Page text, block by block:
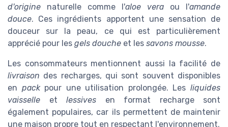
d'origine naturelle comme l'aloe vera ou l'amande
douce. Ces ingrédients apportent une sensation de
douceur sur la peau, ce qui est particulièrement
apprécié pour les gels douche et les savons mousse.
Les consommateurs mentionnent aussi la facilité de
livraison des recharges, qui sont souvent disponibles
en packpour une utilisation prolongée. Lesliquides
vaisselle et lessives en format recharge sont
également populaires, car ils permettent de maintenir
une maison propre tout en respectant l'environnement.